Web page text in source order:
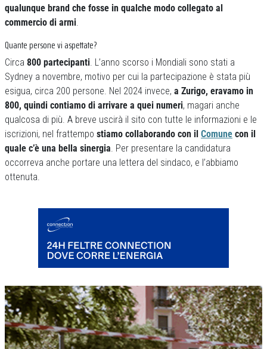
qualunque brand che fosse in qualche modo collegato al
commercio di armi.
Quante persone vi aspettate?
Circa 800 partecipanti. L’anno scorso i Mondiali sono stati a
Sydney a novembre, motivo per cui la partecipazione è stata più
esigua, circa 200 persone. Nel 2024 invece, a Zurigo, eravamo in
800, quindi contiamo di arrivare a quei numeri, magari anche
qualcosa di più. A breve uscirà il sito con tutte le informazioni e le
iscrizioni, nel frattempo stiamo collaborando con il Comune con il
quale c’è una bella sinergia. Per presentare la candidatura
occorreva anche portare una lettera del sindaco, e l’abbiamo
ottenuta.